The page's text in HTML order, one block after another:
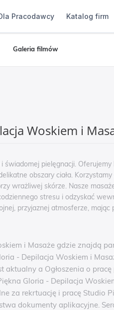
Pracodawcy Katalog firm
Galeria filmów
Woskiem i
świadomej pielęgnacji.
obszary ciała.
wrażliwej skórze. Nasze
stresu i odzyskać
przyjaznej atmosferze, mając
i Masaże gdzie znajdą
- Depilacja Woskiem i
aktualny a Ogłoszenia o
Gloria - Depilacja
za rekrtuację i pracę Studio
dokumenty aplikacyjne.